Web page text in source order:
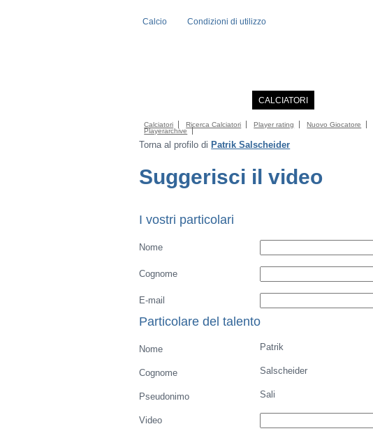
Calcio Condizioni di utilizzo
CALCIATORI
Calciatori Ricerca Calciatori Player rating Nuovo Giocatore
Playerarchive
Torna al profilo di Patrik Salscheider
Suggerisci il video
I vostri particolari
Nome
Cognome
E-mail
Particolare del talento
Nome Patrik
Cognome Salscheider
Pseudonimo Sali
Video